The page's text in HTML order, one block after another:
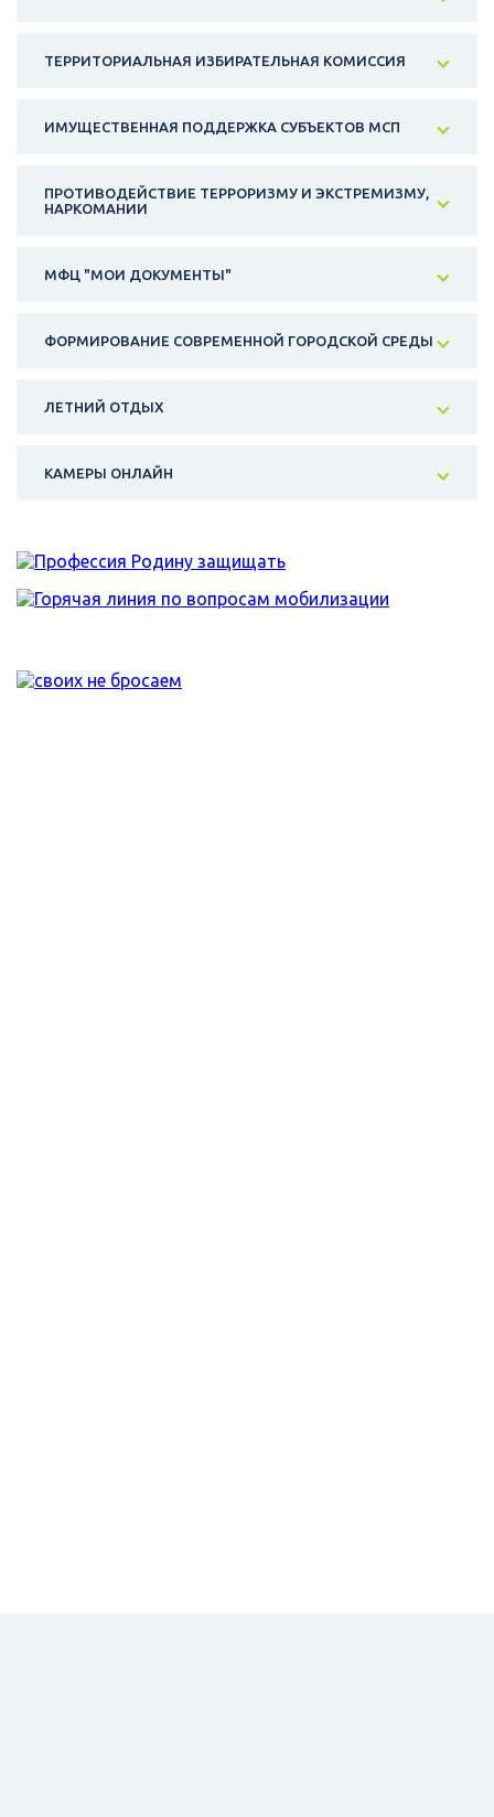
ТЕРРИТОРИАЛЬНАЯ ИЗБИРАТЕЛЬНАЯ КОМИССИЯ
ИМУЩЕСТВЕННАЯ ПОДДЕРЖКА СУБЪЕКТОВ МСП
ПРОТИВОДЕЙСТВИЕ ТЕРРОРИЗМУ И ЭКСТРЕМИЗМУ,
НАРКОМАНИИ
МФЦ "МОИ ДОКУМЕНТЫ"
ФОРМИРОВАНИЕ СОВРЕМЕННОЙ ГОРОДСКОЙ СРЕДЫ
ЛЕТНИЙ ОТДЫХ
КАМЕРЫ ОНЛАЙН